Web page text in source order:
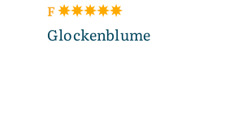
F
Glockenblume